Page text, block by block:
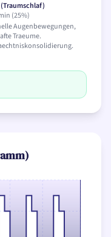
(Traumschlaf)
(25%)
Augenbewegungen,
Traeume.